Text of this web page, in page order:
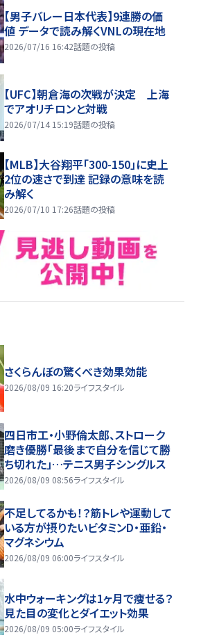
【男子バレー日本代表】9連勝の価
値 データで読み解くVNLの現在地
2026/07/16 16:42話題の投稿
【UFC】朝倉海の次戦が決定 上海
でアオリチロンと対戦
2026/07/14 15:19話題の投稿
【MLB】大谷翔平「300-150」に史上
2位の速さで到達 記録の意味を読
み解く
2026/07/10 17:26話題の投稿
さくらんぼの驚くべき効果効能
2026/08/09 16:20ライフスタイル
四日市工・小野倫太郎、ストローク
磨き優勝「最後まで自分を信じて勝
ち切れた」…テニス男子シングルス
2026/08/09 08:56ライフスタイル
不足してるかも！？筋トレや運動して
いる方が摂りたいビタミンD・亜鉛・
マグネシウム
2026/08/09 06:00ライフスタイル
水中ウォーキングは1ヶ月で痩せる？
見た目の変化とダイエット効果
2026/08/09 05:00ライフスタイル